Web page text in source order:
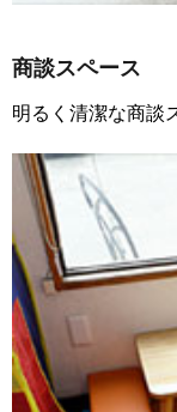
商談スペース
明るく清潔な商談